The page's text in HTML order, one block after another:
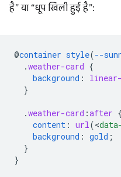
है” या “धूप खिली हुई है”:
@container style(--
.weather-card {
background :
}
.weather-card :after {
content : url (<
background : gold ;
}
}